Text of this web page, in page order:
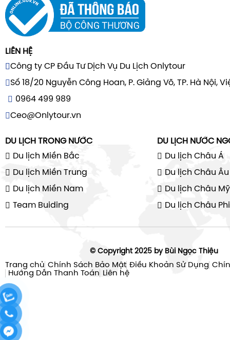
LIÊN HỆ
Công ty CP Đầu Tư Dịch Vụ Du Lịch Onlytour
Số 18/20 Nguyễn Công Hoan, P. Giảng Võ, TP. Hà Nội,
0964 499 989
Ceo@Onlytour.vn
DU LỊCH TRONG NƯỚC
Du lịch Miền Bắc
Du lịch Miền Trung
Du lịch Miền Nam
Team Buiding
DU LỊCH NƯỚC
Du lịch Châu Á
Du lịch Châu Âu
Du lịch Châu Mỹ
Du lịch Châu Phi
© Copyright 2025 by Bùi Ngọc Thiệu
Trang chủ Chính Sách Bảo Mật Điều Khoản Sử Dụng
Hướng Dẫn Thanh Toán Liên hệ